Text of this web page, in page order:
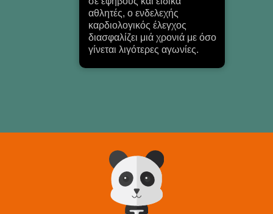
αθλητές, ο ενδελεχής
καρδιολογικός έλεγχος
διασφαλίζει μιά χρονιά με όσο
γίνεται λιγότερες αγωνίες.